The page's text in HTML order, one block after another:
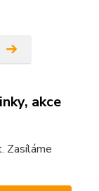
akce
Zasíláme